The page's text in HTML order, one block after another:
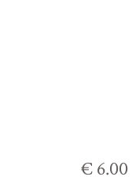
€ 6.00